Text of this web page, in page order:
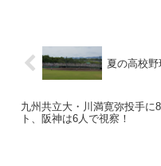
夏の高校
九州共立大・川満寛弥投手に
ト、阪神は6人で視察！